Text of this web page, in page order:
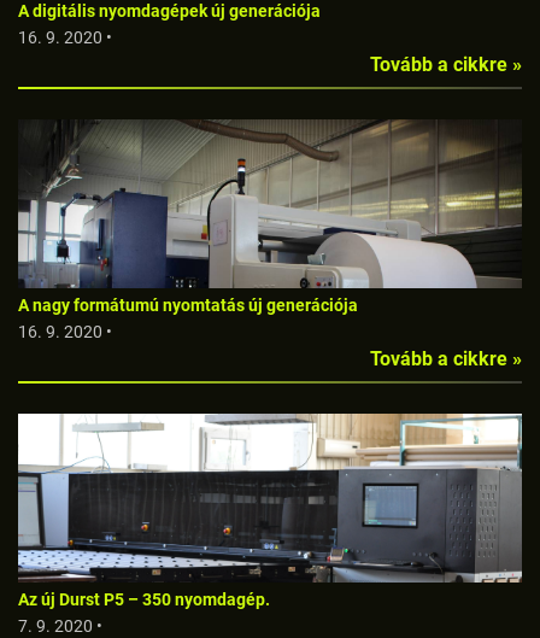
A digitális nyomdagépek új generációja
16. 9. 2020 •
Tovább a cikkre »
A nagy formátumú nyomtatás új generációja
16. 9. 2020 •
Tovább a cikkre »
Az új Durst P5 – 350 nyomdagép.
7. 9. 2020 •